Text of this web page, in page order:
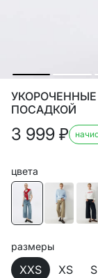
ПОСАДКОЙ
3 999 ₽
цвета
размеры
XXS XS S